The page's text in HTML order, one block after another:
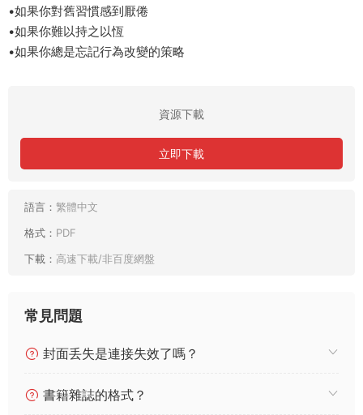
•如果你對舊習慣感到厭倦
•如果你難以持之以恆
•如果你總是忘記行為改變的策略
資源下載
立即下載
語言： 繁體中文
格式： PDF
下載： 高速下載/非百度網盤
常見問題
封面丢失是連接失效了嗎？
書籍雜誌的格式？